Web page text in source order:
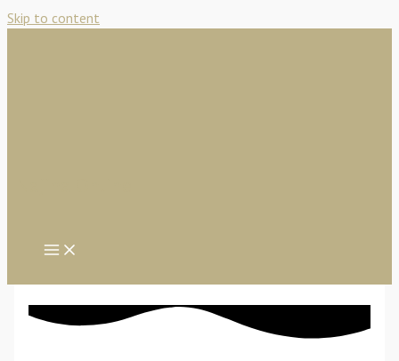
Skip to content